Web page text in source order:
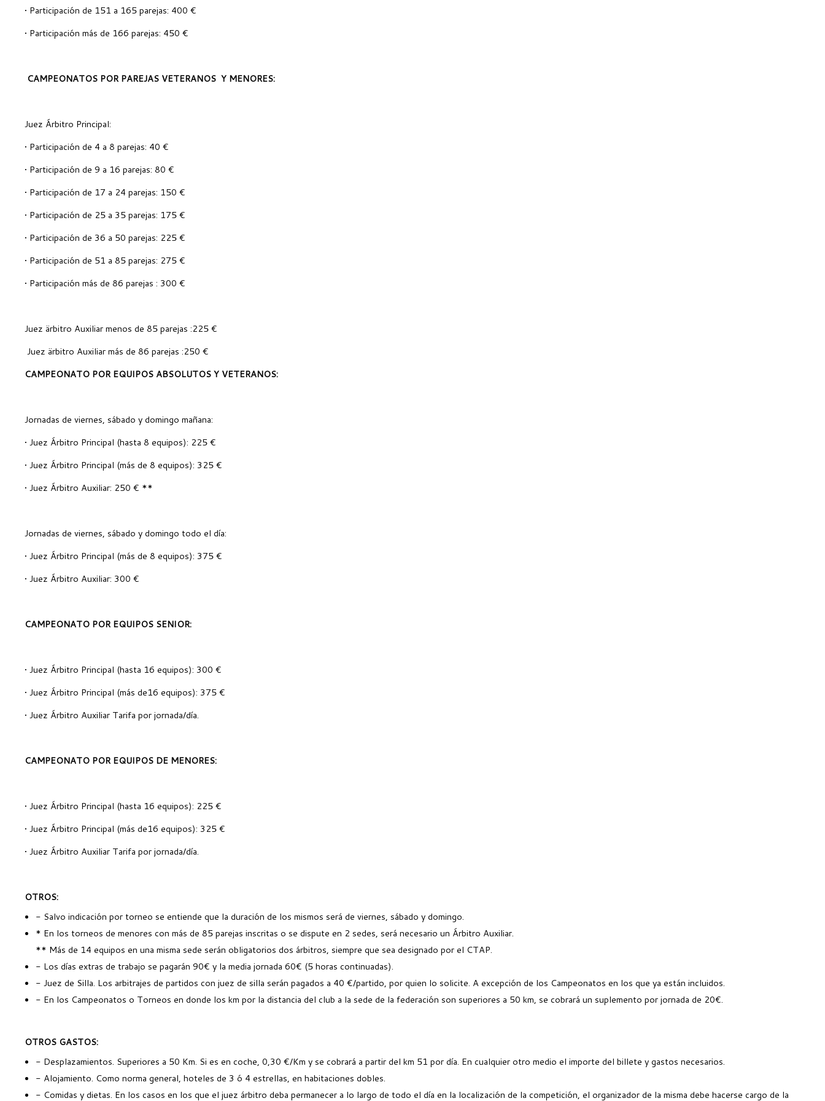
• Participación de 151 a 165 parejas: 400 €
• Participación más de 166 parejas: 450 €
CAMPEONATOS POR PAREJAS VETERANOS Y MENORES:
Juez Árbitro Principal:
• Participación de 4 a 8 parejas: 40 €
• Participación de 9 a 16 parejas: 80 €
• Participación de 17 a 24 parejas: 150 €
• Participación de 25 a 35 parejas: 175 €
• Participación de 36 a 50 parejas: 225 €
• Participación de 51 a 85 parejas: 275 €
• Participación más de 86 parejas : 300 €
Juez ärbitro Auxiliar menos de 85 parejas :225 €
Juez ärbitro Auxiliar más de 86 parejas :250 €
CAMPEONATO POR EQUIPOS ABSOLUTOS Y VETERANOS:
Jornadas de viernes, sábado y domingo mañana:
• Juez Árbitro Principal (hasta 8 equipos): 225 €
• Juez Árbitro Principal (más de 8 equipos): 325 €
• Juez Árbitro Auxiliar: 250 € **
Jornadas de viernes, sábado y domingo todo el día:
• Juez Árbitro Principal (más de 8 equipos): 375 €
• Juez Árbitro Auxiliar: 300 €
CAMPEONATO POR EQUIPOS SENIOR:
• Juez Árbitro Principal (hasta 16 equipos): 300 €
• Juez Árbitro Principal (más de16 equipos): 375 €
• Juez Árbitro Auxiliar Tarifa por jornada/día.
CAMPEONATO POR EQUIPOS DE MENORES:
• Juez Árbitro Principal (hasta 16 equipos): 225 €
• Juez Árbitro Principal (más de16 equipos): 325 €
• Juez Árbitro Auxiliar Tarifa por jornada/día.
OTROS:
- Salvo indicación por torneo se entiende que la duración de los mismos será de viernes, sábado y domingo.
* En los torneos de menores con más de 85 parejas inscritas o se dispute en 2 sedes, será necesario un Árbitro Auxiliar.
** Más de 14 equipos en una misma sede serán obligatorios dos árbitros, siempre que sea designado por el CTAP.
- Los días extras de trabajo se pagarán 90€ y la media jornada 60€ (5 horas continuadas).
- Juez de Silla. Los arbitrajes de partidos con juez de silla serán pagados a 40 €/partido, por quien lo solicite. A excepción de los Campeonatos en los que ya están incluidos.
- En los Campeonatos o Torneos en donde los km por la distancia del club a la sede de la federación son superiores a 50 km, se cobrará un suplemento por jornada de 20€.
OTROS GASTOS:
- Desplazamientos. Superiores a 50 Km. Si es en coche, 0,30 €/Km y se cobrará a partir del km 51 por día. En cualquier otro medio el importe del billete y gastos necesarios.
- Alojamiento. Como norma general, hoteles de 3 ó 4 estrellas, en habitaciones dobles.
- Comidas y dietas. En los casos en los que el juez árbitro deba permanecer a lo largo de todo el día en la localización de la competición, el organizador de la misma debe hacerse cargo de la